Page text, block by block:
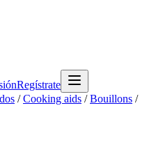
Regístrate
/Cooking aids /Bouillons /